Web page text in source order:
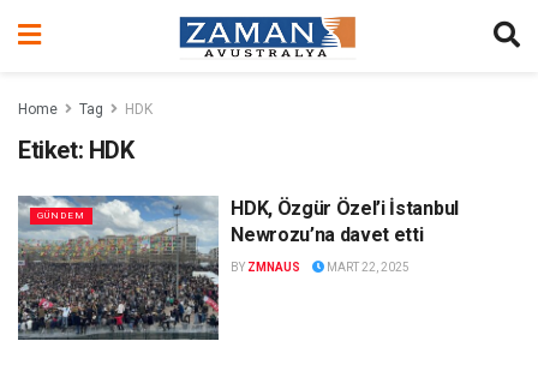
Home Tag HDK
Etiket: HDK
GÜNDEM
HDK, Özgür Özel’i İstanbul
Newrozu’na davet etti
BY ZMNAUS MART 22, 2025